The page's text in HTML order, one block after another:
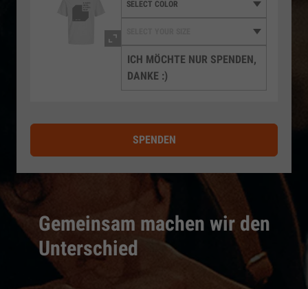
Gemeinsam machen wir den
Unterschied
ICH MÖCHTE NUR SPENDEN,
DANKE :)
SPENDEN